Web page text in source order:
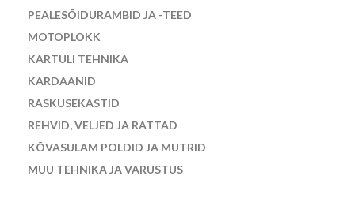
PEALESÕIDURAMBID JA -TEED
MOTOPLOKK
KARTULI TEHNIKA
KARDAANID
RASKUSEKASTID
REHVID, VELJED JA RATTAD
KÕVASULAM POLDID JA MUTRID
MUU TEHNIKA JA VARUSTUS